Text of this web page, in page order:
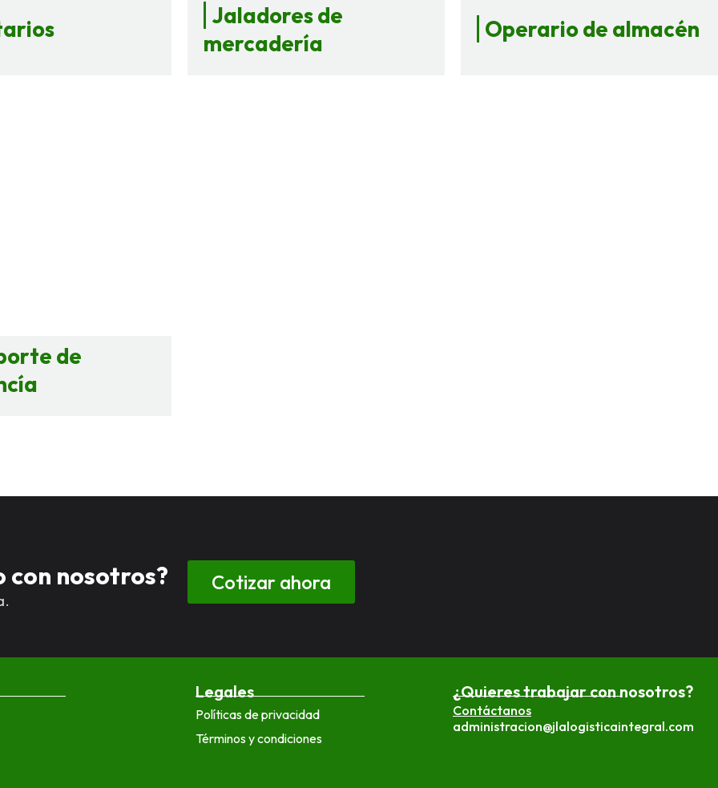
Jaladores de
mercadería
Operario de almacén
de
con nosotros? Cotizar ahora
Legales
Políticas de privacidad
Términos y condiciones
¿Quieres trabajar con nosotros?
Contáctanos
administracion@jlalogisticaintegral.com